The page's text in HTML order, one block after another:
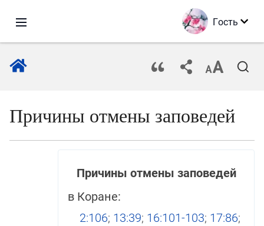
Гость
Причины отмены заповедей
Причины отмены заповедей
в Коране:
2:106; 13:39; 16:101-103; 17:86;